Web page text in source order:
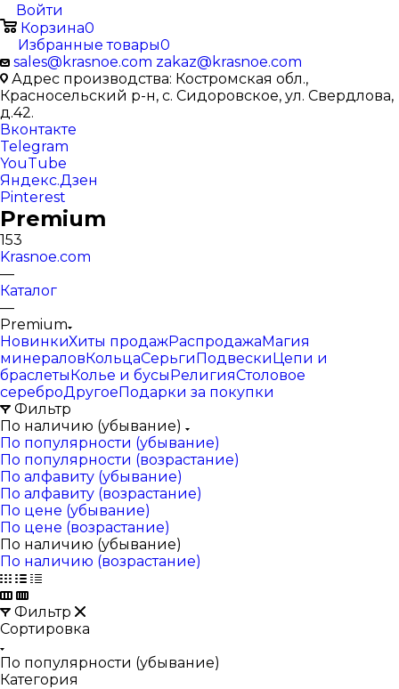
Войти
Корзина0
Избранные товары0
sales@krasnoe.com zakaz@krasnoe.com
Адрес производства: Костромская обл.,
Красносельский р-н, с. Сидоровское, ул. Свердлова,
д.42.
Вконтакте
Telegram
YouTube
Яндекс.Дзен
Pinterest
Premium
153
Krasnoe.com
—
Каталог
—
Premium
НовинкиХиты продажРаспродажаМагия
минераловКольцаСерьгиПодвескиЦепи и
браслетыКолье и бусыРелигияСтоловое
сереброДругоеПодарки за покупки
Фильтр
По наличию (убывание)
По популярности (убывание)
По популярности (возрастание)
По алфавиту (убывание)
По алфавиту (возрастание)
По цене (убывание)
По цене (возрастание)
По наличию (убывание)
По наличию (возрастание)
Фильтр
Сортировка
По популярности (убывание)
Категория